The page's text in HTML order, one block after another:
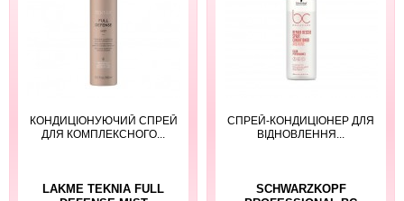
КОНДИЦІОНУЮЧИЙ СПРЕЙ
ДЛЯ КОМПЛЕКСНОГО...
LAKME TEKNIA FULL
СПРЕЙ-КОНДИЦІОНЕР ДЛЯ
ВІДНОВЛЕННЯ...
SCHWARZKOPF